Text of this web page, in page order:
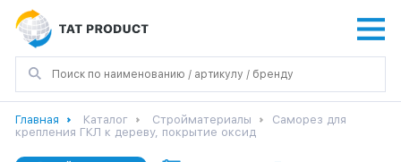
Главная Каталог Стройматериалы
Саморез для
крепления ГКЛ к дереву, покрытие оксид